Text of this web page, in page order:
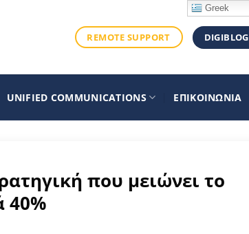
REMOTE SUPPORT DIGIBLOG
UNIFIED COMMUNICATIONS ΕΠΙΚΟΙΝΩΝΙΑ
που μειώνει το
40%
Greek